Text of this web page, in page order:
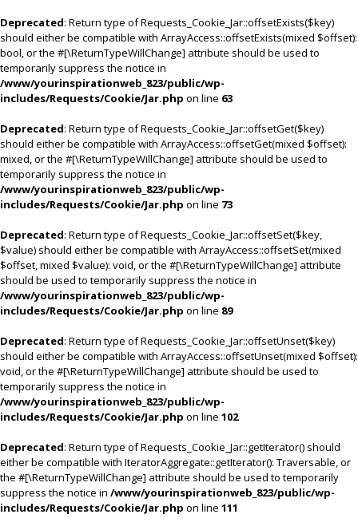
Deprecated: Return type of Requests_Cookie_Jar::offsetExists($key)
should either be compatible with ArrayAccess::offsetExists(mixed $offset):
bool, or the #[\ReturnTypeWillChange] attribute should be used to
temporarily suppress the notice in
/www/yourinspirationweb_823/public/wp-
includes/Requests/Cookie/Jar.php on line 63
Deprecated: Return type of Requests_Cookie_Jar::offsetGet($key)
should either be compatible with ArrayAccess::offsetGet(mixed $offset):
mixed, or the #[\ReturnTypeWillChange] attribute should be used to
temporarily suppress the notice in
/www/yourinspirationweb_823/public/wp-
includes/Requests/Cookie/Jar.php on line 73
Deprecated: Return type of Requests_Cookie_Jar::offsetSet($key,
$value) should either be compatible with ArrayAccess::offsetSet(mixed
$offset, mixed $value): void, or the #[\ReturnTypeWillChange] attribute
should be used to temporarily suppress the notice in
/www/yourinspirationweb_823/public/wp-
includes/Requests/Cookie/Jar.php on line 89
Deprecated: Return type of Requests_Cookie_Jar::offsetUnset($key)
should either be compatible with ArrayAccess::offsetUnset(mixed $offset):
void, or the #[\ReturnTypeWillChange] attribute should be used to
temporarily suppress the notice in
/www/yourinspirationweb_823/public/wp-
includes/Requests/Cookie/Jar.php on line 102
Deprecated: Return type of Requests_Cookie_Jar::getIterator() should
either be compatible with IteratorAggregate::getIterator(): Traversable, or
the #[\ReturnTypeWillChange] attribute should be used to temporarily
suppress the notice in /www/yourinspirationweb_823/public/wp-
includes/Requests/Cookie/Jar.php on line 111